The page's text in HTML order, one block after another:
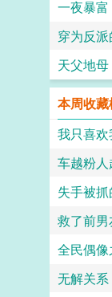
一夜暴
穿为反
天父地母
本周收藏
我只喜
车越粉
救了前
全民偶
无解关系